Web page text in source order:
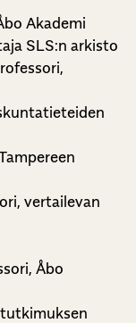
Akademi
SLS:n arkisto
vertailevan
Åbo